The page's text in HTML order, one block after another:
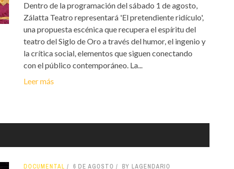
Dentro de la programación del sábado 1 de agosto,
Zálatta Teatro representará 'El pretendiente ridículo',
una propuesta escénica que recupera el espíritu del
teatro del Siglo de Oro a través del humor, el ingenio y
la crítica social, elementos que siguen conectando
con el público contemporáneo. La...
Leer más
DOCUMENTAL 6 DE AGOSTO BY LAGENDARIO